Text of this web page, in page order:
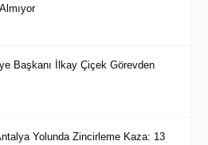
Başkanı İlkay Çiçek Görevden
Yolunda Zincirleme Kaza: 13